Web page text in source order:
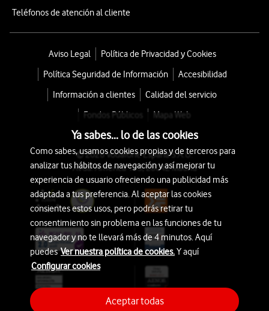
Teléfonos de atención al cliente
Aviso Legal
Política de Privacidad y Cookies
Política Seguridad de Información
Accesibilidad
Información a clientes
Calidad del servicio
Fondos Públicos
Mapa Web
© 2026 Vodafone España S.A.U.
Avda. América 115, 28042 Madrid
Ya sabes... lo de las cookies
Como sabes, usamos cookies propias y de terceros para
analizar tus hábitos de navegación y así mejorar tu
experiencia de usuario ofreciendo una publicidad más
adaptada a tus preferencia. Al aceptar las cookies
consientes estos usos, pero podrás retirar tu
consentimiento sin problema en las funciones de tu
navegador y no te llevará más de 4 minutos. Aquí
puedesVer nuestra política de cookies.Y aquí
Configurar cookies
Aceptar todas